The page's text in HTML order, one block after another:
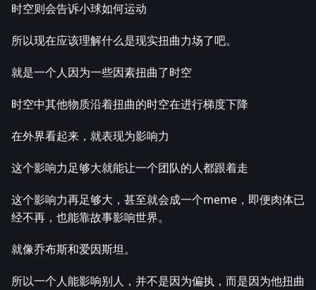
时空则会告诉小球如何运动
所以现在应该理解什么是现实扭曲力场了吧。
就是一个人因为一些因素扭曲了时空
时空中其他物质沿着扭曲的时空在进行梯度下降
在外界看起来，就表现为影响力
这个影响力足够大就能让一个团队的人都跟着走
这个影响力再足够大，甚至就会成一个meme，即便肉体已
经不再，也能靠故事影响世界。
就像乔布斯和爱因斯坦。
所以一个人能影响别人，并不是因为偏执，而是因为他扭曲